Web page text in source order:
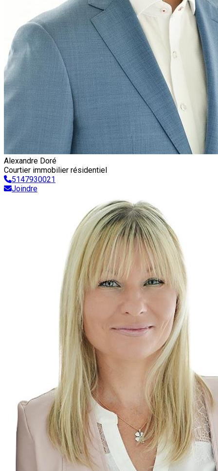
Alexandre Doré
Courtier immobilier résidentiel
5147930021
Joindre